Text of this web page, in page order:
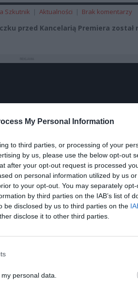
My Personal Information
to third parties, or processing of your
by us, please use the below opt-out
after your opt-out request is processed
on personal information utilized by us
to your opt-out. You may separately
by third parties on the IAB’s list of
be disclosed by us to third parties on the
disclose it to other third parties.
personal data.
Szkutnik | Aktualności | Brak komentarzy
przed Kancelarią Premiera został